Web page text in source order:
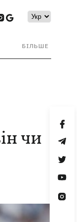
БІЛЬШЕ
чи